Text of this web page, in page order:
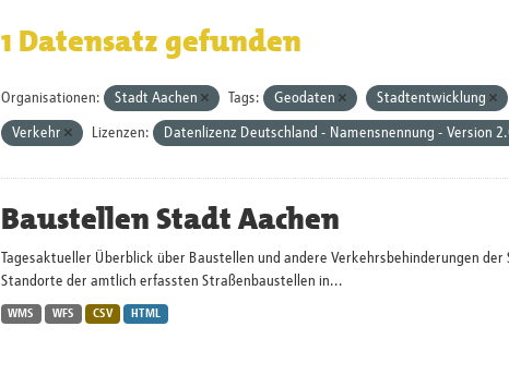
1 Datensatz gefunden
Organisationen: Stadt Aachen Tags: Geodaten Stadtentwicklung
Verkehr Lizenzen: Datenlizenz Deutschland - Namensnennung - Version
Baustellen Stadt Aachen
Tagesaktueller Überblick über Baustellen und andere Verkehrsbehinderungen
Standorte der amtlich erfassten Straßenbaustellen in...
WMS WFS CSV HTML